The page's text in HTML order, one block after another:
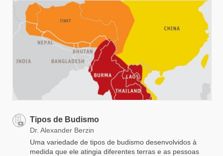
Tipos de Budismo
Dr. Alexander Berzin
Uma variedade de tipos de budismo desenvolvidos à
medida que ele atingia diferentes terras e as pessoas